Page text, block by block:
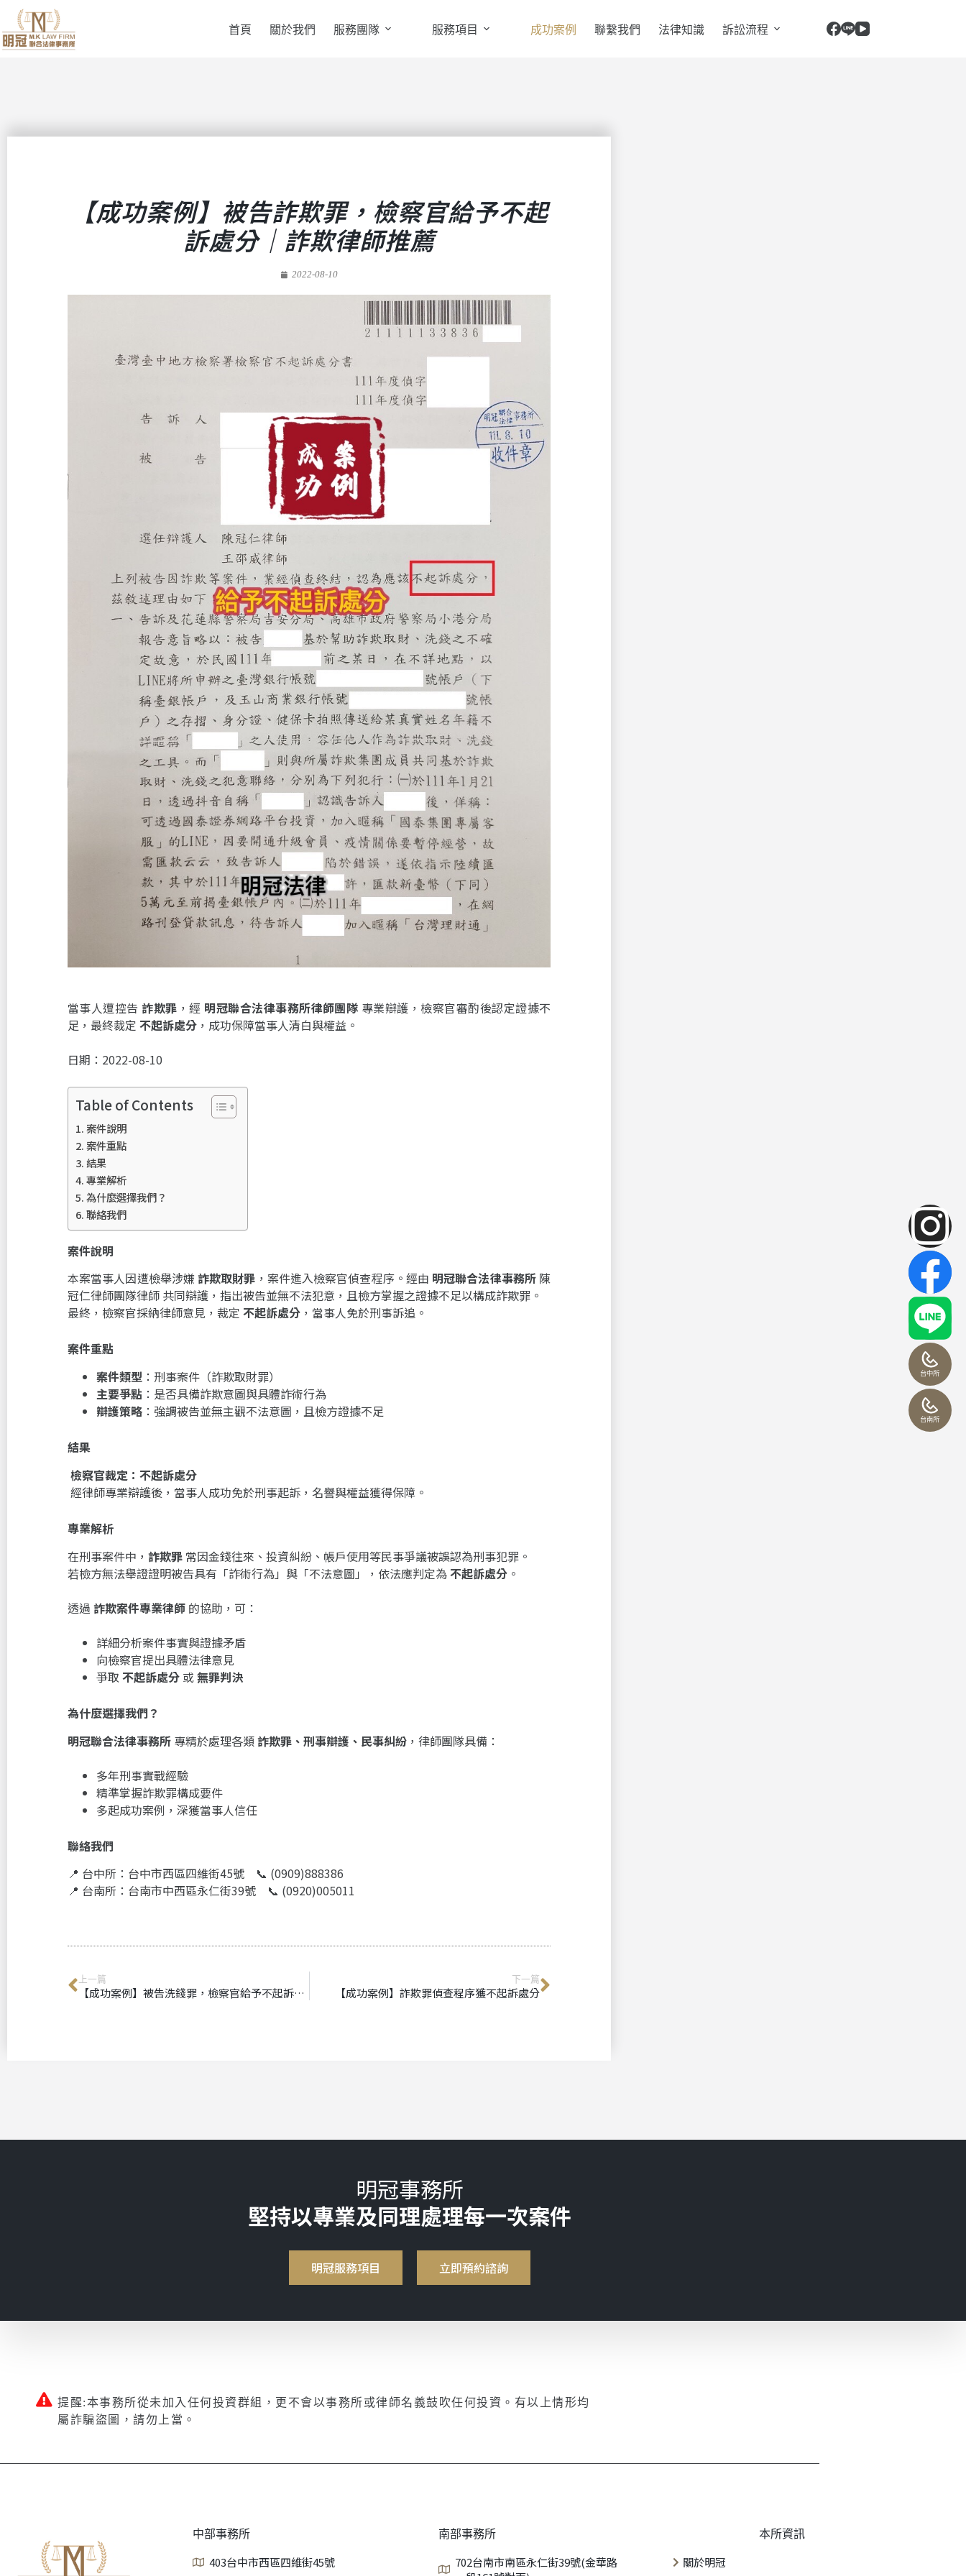
首頁 關於我們 服務團隊 服務項目 成功案例 聯繫我們 法律知識 訴訟流程
【成功案例】被告詐欺罪，檢察官給予不起
訴處分｜詐欺律師推薦
2022-08-10
當事人遭控告詐欺罪 ，經 明冠聯合法律事務所律師團隊 專業辯護，檢察官審酌後認定證據不
足，最終裁定 不起訴處分 ，成功保障當事人清白與權益。
日期：2022-08-10
Table of Contents
案件說明
案件重點
結果
專業解析
為什麼選擇我們？
聯絡我們
案件說明
本案當事人因遭檢舉涉嫌詐欺取財罪 ，案件進入檢察官偵查程序。經由 明冠聯合法律事務所陳
冠仁律師團隊律師 共同辯護，指出被告並無不法犯意，且檢方掌握之證據不足以構成詐欺罪。
最終，檢察官採納律師意見，裁定 不起訴處分 ，當事人免於刑事訴追。
案件重點
案件類型 ：刑事案件（詐欺取財罪）
主要爭點 ：是否具備詐欺意圖與具體詐術行為
辯護策略 ：強調被告並無主觀不法意圖，且檢方證據不足
結果
檢察官裁定：不起訴處分
經律師專業辯護後，當事人成功免於刑事起訴，名譽與權益獲得保障。
專業解析
在刑事案件中， 詐欺罪 常因金錢往來、投資糾紛、帳戶使用等民事爭議被誤認為刑事犯罪。
若檢方無法舉證證明被告具有「詐術行為」與「不法意圖」，依法應判定為不起訴處分 。
透過 詐欺案件專業律師 的協助，可：
詳細分析案件事實與證據矛盾
向檢察官提出具體法律意見
爭取 不起訴處分 或無罪判決
為什麼選擇我們？
明冠聯合法律事務所 專精於處理各類詐欺罪、刑事辯護、民事糾紛 ，律師團隊具備：
多年刑事實戰經驗
精準掌握詐欺罪構成要件
多起成功案例，深獲當事人信任
聯絡我們
📍 台中所：台中市西區四維街45號 📞 (0909)888386
📍 台南所：台南市中西區永仁街39號 📞 (0920)005011
上一篇
【成功案例】被告洗錢罪，檢察官給予不起訴處分｜刑事律師推薦
下一篇
【成功案例】詐欺罪偵查程序獲不起訴處分
明冠事務所
堅持以專業及同理處理每一次案件
明冠服務項目 立即預約諮詢
提醒:本事務所從未加入任何投資群組，更不會以事務所或律師名義鼓吹任何投資。有以上情形均
屬詐騙盜圖，請勿上當。
台中所
台南所
中部事務所
403台中市西區四維街45號
南部事務所
702台南市南區永仁街39號(金華路
本所資訊
關於明冠